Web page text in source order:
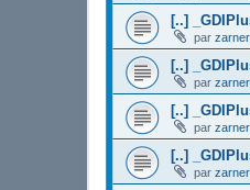
[..]
par
[..]
par
[..]
par
[..]
par